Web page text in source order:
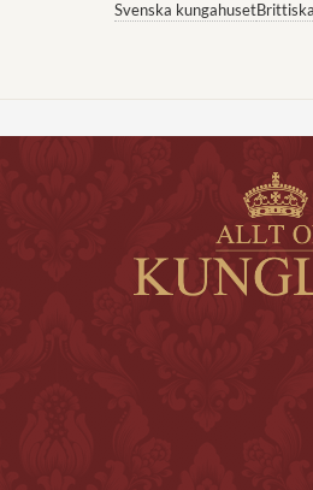
Svenska kungahuset